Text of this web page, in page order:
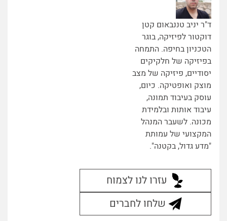
ד"ר יניב טננבאום קטן
דוקטור לפיזיקה, בוגר
הטכניון בחיפה. התמחה
בפיזיקה של חלקיקים
יסודיים, פיזיקה של מצב
מוצק ואופטיקה. כיום,
עוסק בעיבוד תמונה,
עיבוד אותות ובלמידת
מכונה. לשעבר המנהל
המקצועי של עמותת
"מדע גדול, בקטנה".
עזרו לנו לצמוח
שלחו לחברים